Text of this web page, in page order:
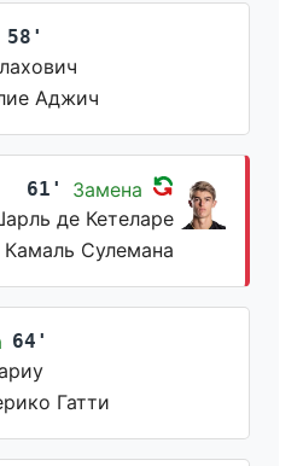
58'
Аджич
61' Замена
де Кетеларе
Камаль Сулемана
64'
Гатти